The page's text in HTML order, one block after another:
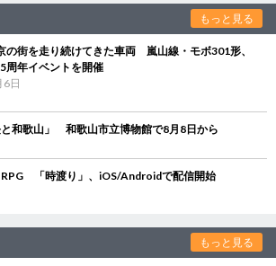
もっと見る
の街を走り続けてきた車両 嵐山線・モボ301形、
周年イベントを開催
6日
和歌山」 和歌山市立博物館で8月8日から
RPG 「時渡り」、iOS/Androidで配信開始
もっと見る